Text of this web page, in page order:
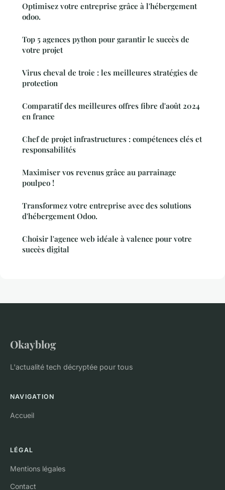
Optimisez votre entreprise grâce à l'hébergement
odoo.
Top 5 agences python pour garantir le succès de
votre projet
Virus cheval de troie : les meilleures stratégies de
protection
Comparatif des meilleures offres fibre d'août 2024
en france
Chef de projet infrastructures : compétences clés et
responsabilités
Maximiser vos revenus grâce au parrainage
poulpeo !
Transformez votre entreprise avec des solutions
d'hébergement Odoo.
Choisir l'agence web idéale à valence pour votre
succès digital
Okayblog
L'actualité tech décryptée pour tous
NAVIGATION
Accueil
LÉGAL
Mentions légales
Contact